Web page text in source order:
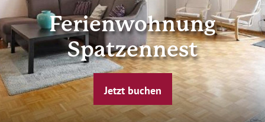
Ferienwohnung
Spatzennest
Jetzt buchen